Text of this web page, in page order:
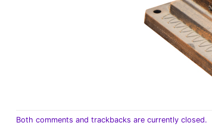
Both comments and trackbacks are currently closed.